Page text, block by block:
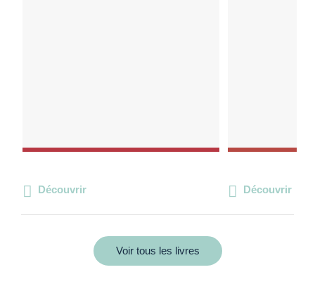
Découvrir Découvrir
Voir tous les livres